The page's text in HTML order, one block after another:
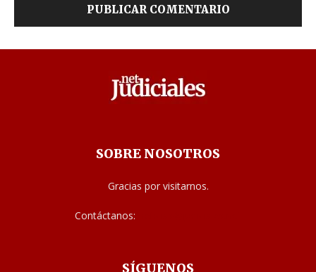
SOBRE NOSOTROS
Gracias por visitarnos.
Contáctanos:
SÍGUENOS